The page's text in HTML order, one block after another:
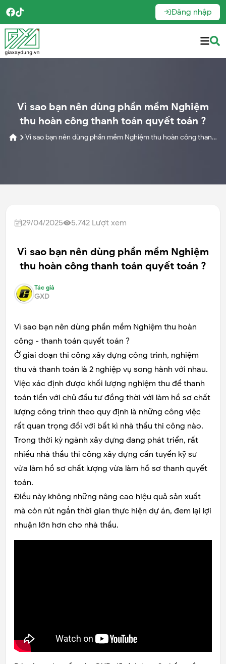
Đăng nhập
Vì sao bạn nên dùng phần mềm Nghiệm
thu hoàn công thanh toán quyết toán ?
Vì sao bạn nên dùng phần mềm Nghiệm thu hoàn công thanh
29/04/2025 5.742 Lượt xem
Vì sao bạn nên dùng phần mềm Nghiệm
thu hoàn công thanh toán quyết toán ?
Tác giả
GXD
Vì sao bạn nên dùng phần mềm Nghiệm thu hoàn
công - thanh toán quyết toán ?
Ở giai đoạn thi công xây dựng công trình, nghiệm
thu và thanh toán là 2 nghiệp vụ song hành với nhau.
Việc xác định được khối lượng nghiệm thu để thanh
toán tiền với chủ đầu tư đồng thời với làm hồ sơ chất
lượng công trình theo quy định là những công việc
rất quan trọng đối với bất kì nhà thầu thi công nào.
Trong thời kỳ ngành xây dựng đang phát triển, rất
nhiều nhà thầu thi công xây dựng cần tuyển kỹ sư
vừa làm hồ sơ chất lượng vừa làm hồ sơ thanh quyết
toán.
Điều này không những nâng cao hiệu quả sản xuất
mà còn rút ngắn thời gian thực hiện dự án, đem lại lợi
nhuận lớn hơn cho nhà thầu.